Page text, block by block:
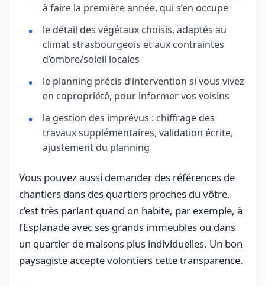
à faire la première année, qui s’en occupe
le détail des végétaux choisis, adaptés au
climat strasbourgeois et aux contraintes
d’ombre/soleil locales
le planning précis d’intervention si vous vivez
en copropriété, pour informer vos voisins
la gestion des imprévus : chiffrage des
travaux supplémentaires, validation écrite,
ajustement du planning
Vous pouvez aussi demander des références de
chantiers dans des quartiers proches du vôtre,
c’est très parlant quand on habite, par exemple, à
l’Esplanade avec ses grands immeubles ou dans
un quartier de maisons plus individuelles. Un bon
paysagiste accepte volontiers cette transparence.